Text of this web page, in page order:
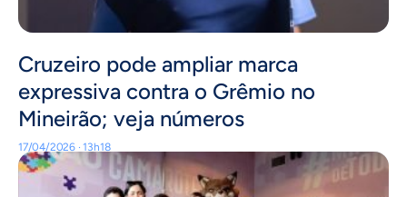
Cruzeiro pode ampliar marca
expressiva contra o Grêmio no
Mineirão; veja números
17/04/2026 · 13h18